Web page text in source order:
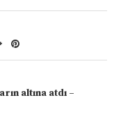
altına atdı –